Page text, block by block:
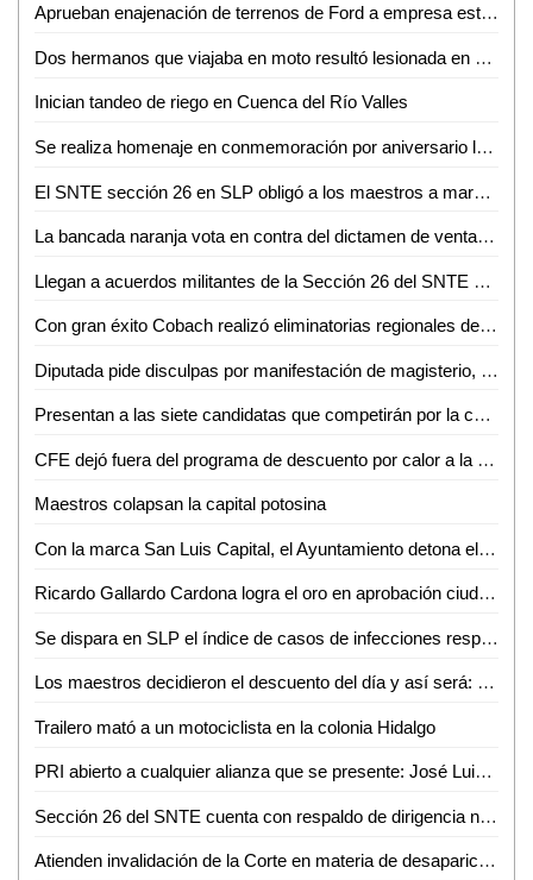
Aprueban enajenación de terrenos de Ford a empresa estadounidense
Dos hermanos que viajaba en moto resultó lesionada en un accidente
Inician tandeo de riego en Cuenca del Río Valles
Se realiza homenaje en conmemoración por aniversario luctuoso de Luis Donaldo Colosio en Ciudad Valles
El SNTE sección 26 en SLP obligó a los maestros a marchar
La bancada naranja vota en contra del dictamen de venta del terreno de la Ford, por falta de certeza en el destino de los recursos
Llegan a acuerdos militantes de la Sección 26 del SNTE y SEGE
Con gran éxito Cobach realizó eliminatorias regionales de muestra cultural
Diputada pide disculpas por manifestación de magisterio, "pero es su derecho"
Presentan a las siete candidatas que competirán por la corona de la Fenahuap 2023
CFE dejó fuera del programa de descuento por calor a la Huasteca Potosina
Maestros colapsan la capital potosina
Con la marca San Luis Capital, el Ayuntamiento detona el Turismo a nivel Internacional
Ricardo Gallardo Cardona logra el oro en aprobación ciudadana con primer lugar nacional
Se dispara en SLP el índice de casos de infecciones respiratorias
Los maestros decidieron el descuento del día y así será: SEGE
Trailero mató a un motociclista en la colonia Hidalgo
PRI abierto a cualquier alianza que se presente: José Luis Ramiro Galero
Sección 26 del SNTE cuenta con respaldo de dirigencia nacional: Juan Carlos Bárcenas
Atienden invalidación de la Corte en materia de desaparición forzada en SLP